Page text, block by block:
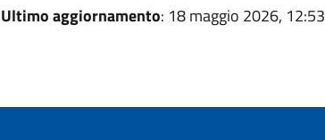
Ultimo aggiornamento: 18 maggio 2026, 12:53